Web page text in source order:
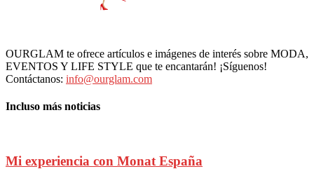
OURGLAM te ofrece artículos e imágenes de interés sobre MODA,
EVENTOS Y LIFE STYLE que te encantarán! ¡Síguenos!
Contáctanos: info@ourglam.com
Incluso más noticias
Mi experiencia con Monat España